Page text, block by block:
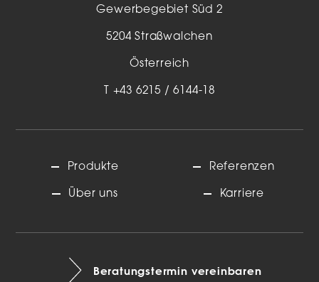
Gewerbegebiet Süd 2
5204 Straßwalchen
Österreich
+43 6215 / 6144-18
Produkte
Über uns
Referenzen
Karriere
Beratungstermin vereinbaren